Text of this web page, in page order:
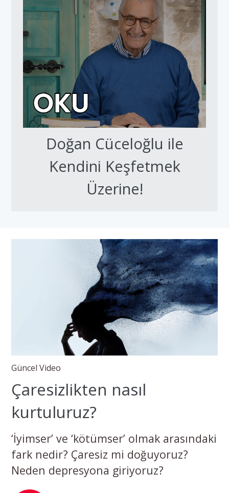
Doğan Cüceloğlu ile
Kendini Keşfetmek
Üzerine!
Güncel Video
Çaresizlikten nasıl
kurtuluruz?
‘İyimser’ ve ‘kötümser’ olmak arasındaki
fark nedir? Çaresiz mi doğuyoruz?
Neden depresyona giriyoruz?